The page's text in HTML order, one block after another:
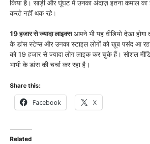
किया है। साड़ी और घूंघट में उनका अंदाज़ इतना कमाल का
करते नहीं थक रहे।
19 हजार से ज्यादा लाइक्सआपने भी यह वीडियो देखा होगा
के डांस स्टेप्स और उनका स्टाइल लोगों को खूब पसंद आ
को 19 हजार से ज्यादा लोग लाइक कर चुके हैं। सोशल
भाभी के डांस की चर्चा कर रहा है।
Share this:
Facebook X
Related